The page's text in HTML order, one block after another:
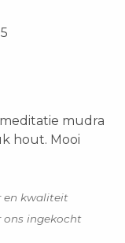
mudra
hout. Mooi
en kwaliteit
ons ingekocht